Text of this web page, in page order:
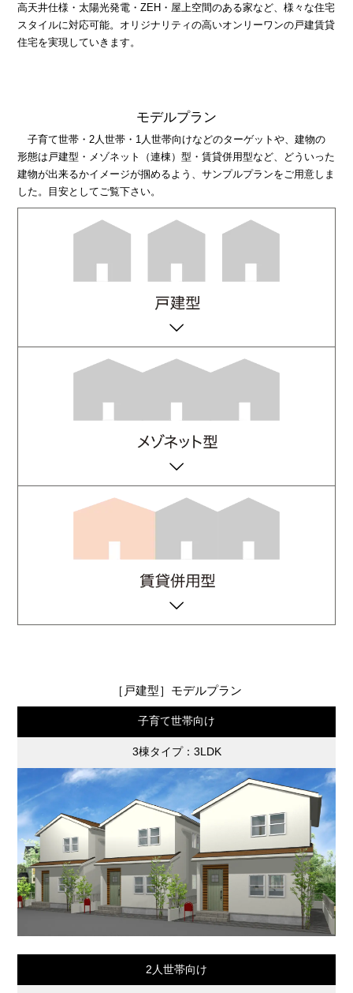
高天井仕様・太陽光発電・ZEH・屋上空間のある家など、様々な住宅
スタイルに対応可能。オリジナリティの高いオンリーワンの戸建賃貸
住宅を実現していきます。
モデルプラン
子育て世帯・2人世帯・1人世帯向けなどのターゲットや、建物の
形態は戸建型・メゾネット（連棟）型・賃貸併用型など、どういった
建物が出来るかイメージが掴めるよう、サンプルプランをご用意しま
した。目安としてご覧下さい。
［戸建型］モデルプラン
子育て世帯向け
3棟タイプ：3LDK
2人世帯向け